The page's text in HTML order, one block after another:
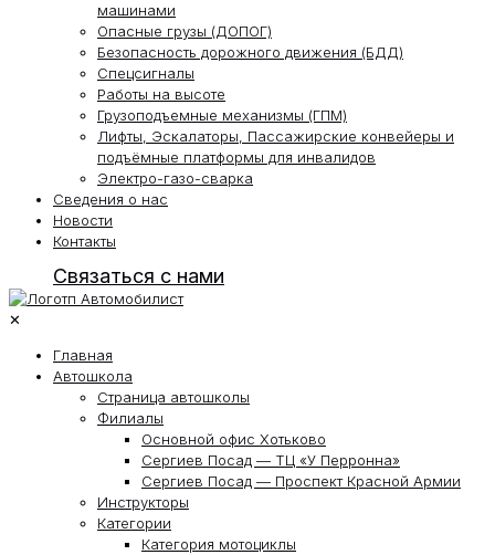
машинами
Опасные грузы (ДОПОГ)
Безопасность дорожного движения (БДД)
Спецсигналы
Работы на высоте
Грузоподъемные механизмы (ГПМ)
Лифты, Эскалаторы, Пассажирские конвейеры и
подъёмные платформы для инвалидов
Электро-газо-сварка
Сведения о нас
Новости
Контакты
Связаться с нами
✕
Главная
Автошкола
Страница автошколы
Филиалы
Основной офис Хотьково
Сергиев Посад — ТЦ «У Перронна»
Сергиев Посад — Проспект Красной Армии
Инструкторы
Категории
Категория мотоциклы